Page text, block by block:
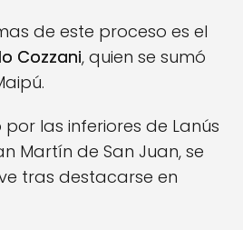
de este proceso es el
Cozzani, quien se sumó
las inferiores de Lanús
Martín de San Juan, se
tras destacarse en